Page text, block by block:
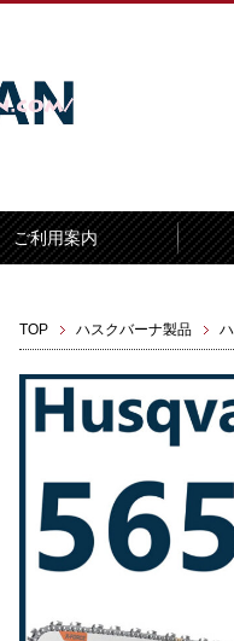
ご利用案内
TOP ハスクバーナ製品